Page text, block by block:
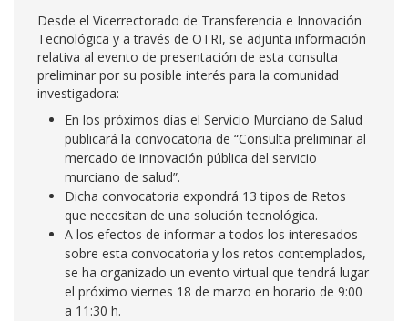
Desde el Vicerrectorado de Transferencia e Innovación
Tecnológica y a través de OTRI, se adjunta información
relativa al evento de presentación de esta consulta
preliminar por su posible interés para la comunidad
investigadora:
En los próximos días el Servicio Murciano de Salud
publicará la convocatoria de “Consulta preliminar al
mercado de innovación pública del servicio
murciano de salud”.
Dicha convocatoria expondrá 13 tipos de Retos
que necesitan de una solución tecnológica.
A los efectos de informar a todos los interesados
sobre esta convocatoria y los retos contemplados,
se ha organizado un evento virtual que tendrá lugar
el próximo viernes 18 de marzo en horario de 9:00
a 11:30 h.